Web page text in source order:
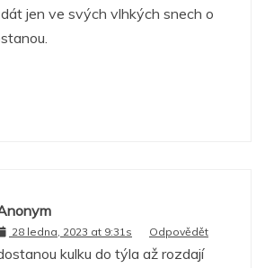
jen ve svých vlhkých snech o
28 ledna, 2023 at 9:31s Odpovědět
kulku do týla až rozdají